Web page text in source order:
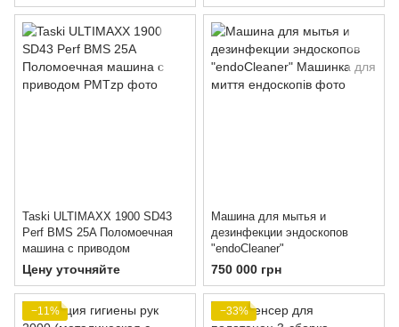
Taski ULTIMAXX 1900 SD43
Perf BMS 25A Поломоечная
машина с приводом
Цену уточняйте
Машина для мытья и
дезинфекции эндоскопов
"endoCleaner"
750 000 грн
−11% −33%